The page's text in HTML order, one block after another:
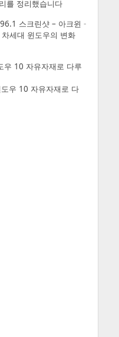
를 정리했습니다
스크린샷 – 아크윈 -
세대 윈도우의 변화
우 10 자유자재로 다루
우 10 자유자재로 다